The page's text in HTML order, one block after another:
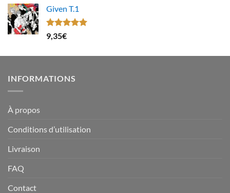
Given T.1
Note5.00
sur 5
9,35€
INFORMATIONS
À propos
Conditions d’utilisation
Livraison
FAQ
Contact